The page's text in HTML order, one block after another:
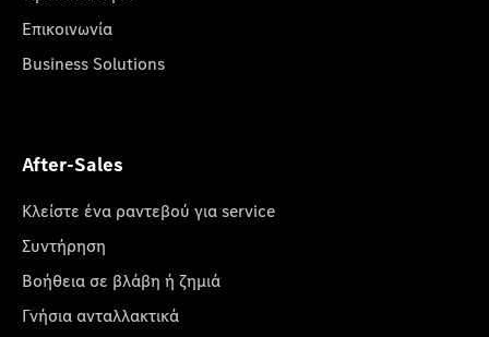
Επικοινωνία
Business Solutions
After-Sales
Κλείστε ένα ραντεβού για service
Συντήρηση
Βοήθεια σε βλάβη ή ζημιά
Γνήσια ανταλλακτικά